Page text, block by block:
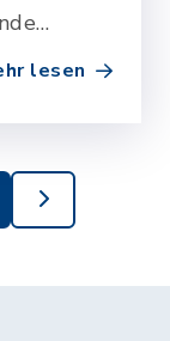
lesen